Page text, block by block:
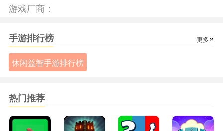
游戏厂商：
手游排行榜 更多»
休闲益智手游排行榜
热门推荐